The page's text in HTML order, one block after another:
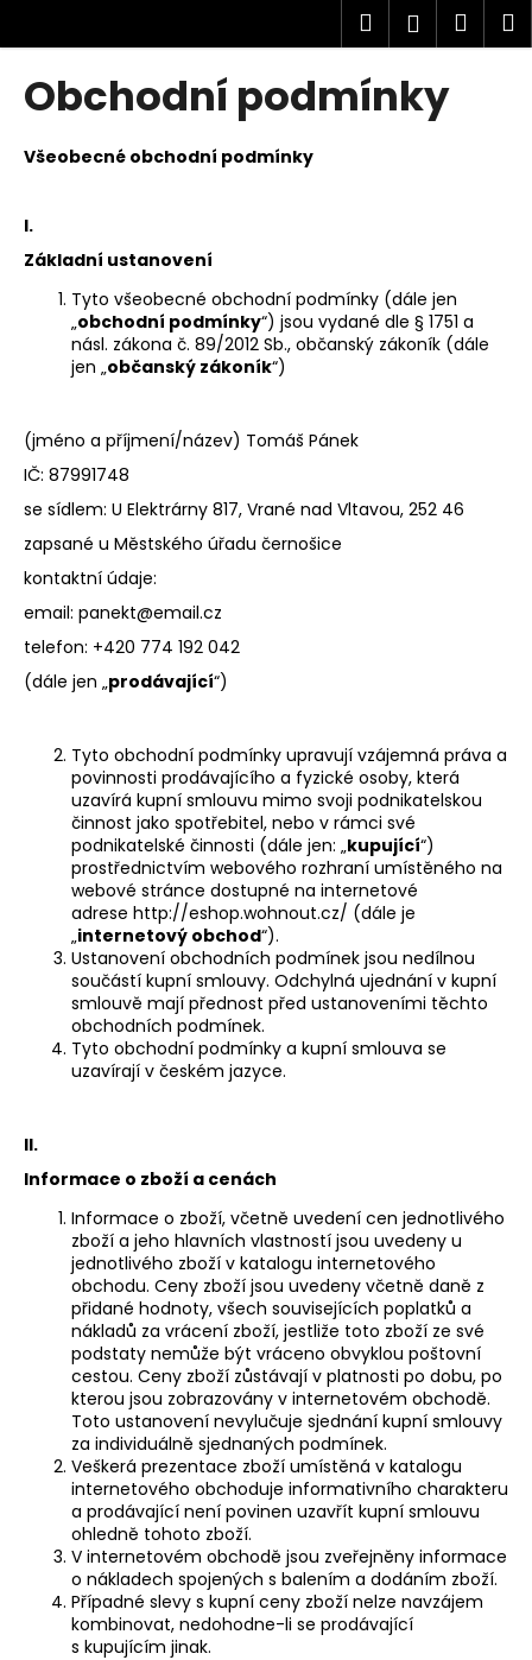
obsah
Hledat
Obchodní podmínky
Všeobecné obchodní podmínky
I.
Základní ustanovení
Tyto všeobecné obchodní podmínky (dále jen
„obchodní podmínky“) jsou vydané dle § 1751 a
násl. zákona č. 89/2012 Sb., občanský zákoník (dále
jen „občanský zákoník“)
(jméno a příjmení/název) Tomáš Pánek
IČ: 87991748
se sídlem: U Elektrárny 817, Vrané nad Vltavou, 252 46
zapsané u Městského úřadu černošice
kontaktní údaje:
email: panekt@email.cz
telefon: +420 774 192 042
(dále jen „prodávající“)
Tyto obchodní podmínky upravují vzájemná práva a
povinnosti prodávajícího a fyzické osoby, která
uzavírá kupní smlouvu mimo svoji podnikatelskou
činnost jako spotřebitel, nebo v rámci své
podnikatelské činnosti (dále jen: „kupující“)
prostřednictvím webového rozhraní umístěného na
webové stránce dostupné na internetové
adrese http://eshop.wohnout.cz/ (dále je
„internetový obchod“).
Ustanovení obchodních podmínek jsou nedílnou
součástí kupní smlouvy. Odchylná ujednání v kupní
smlouvě mají přednost před ustanoveními těchto
obchodních podmínek.
Tyto obchodní podmínky a kupní smlouva se
uzavírají v českém jazyce.
II.
Informace o zboží a cenách
Informace o zboží, včetně uvedení cen jednotlivého
zboží a jeho hlavních vlastností jsou uvedeny u
jednotlivého zboží v katalogu internetového
obchodu. Ceny zboží jsou uvedeny včetně daně z
přidané hodnoty, všech souvisejících poplatků a
nákladů za vrácení zboží, jestliže toto zboží ze své
podstaty nemůže být vráceno obvyklou poštovní
cestou. Ceny zboží zůstávají v platnosti po dobu, po
kterou jsou zobrazovány v internetovém obchodě.
Toto ustanovení nevylučuje sjednání kupní smlouvy
za individuálně sjednaných podmínek.
Veškerá prezentace zboží umístěná v katalogu
internetového obchoduje informativního charakteru
a prodávající není povinen uzavřít kupní smlouvu
ohledně tohoto zboží.
V internetovém obchodě jsou zveřejněny informace
o nákladech spojených s balením a dodáním zboží.
Případné slevy s kupní ceny zboží nelze navzájem
kombinovat, nedohodne-li se prodávající
s kupujícím jinak.
o
o
o
t
e
t
e
n
a
j
í
t
?
HLEDAT
e
m
TRIKO
CHCEŠ
WOHNOUT?
ČERNÉ